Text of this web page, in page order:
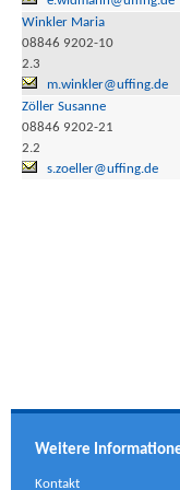
Winkler Maria
08846 9202-10
2.3
m.winkler@uffing.de
Zöller Susanne
08846 9202-21
2.2
s.zoeller@uffing.de
Weitere
Kontakt